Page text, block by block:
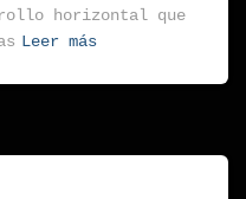
horizontal que
Leer más